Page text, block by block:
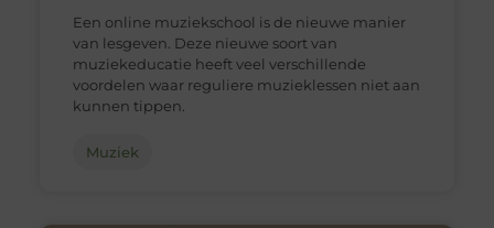
Een online muziekschool is de nieuwe manier
van lesgeven. Deze nieuwe soort van
muziekeducatie heeft veel verschillende
voordelen waar reguliere muzieklessen niet aan
kunnen tippen.
Muziek